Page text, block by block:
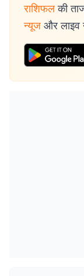
राशिफल की
न्यूज और लाइव